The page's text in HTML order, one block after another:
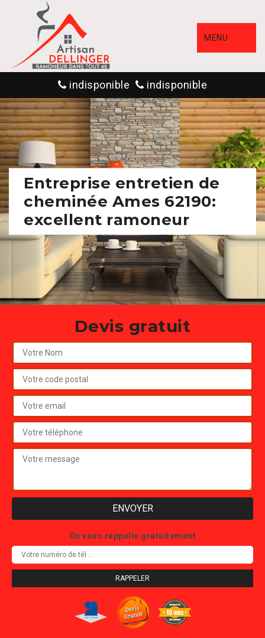
MENU
indisponible indisponible
Entreprise entretien de
cheminée Ames 62190:
excellent ramoneur
Devis gratuit
On vous rappelle gratuitement